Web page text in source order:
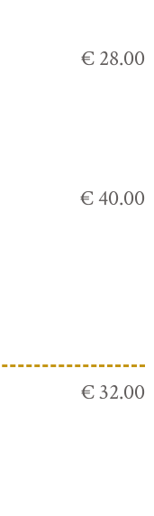
€ 28.00
€ 40.00
€ 32.00